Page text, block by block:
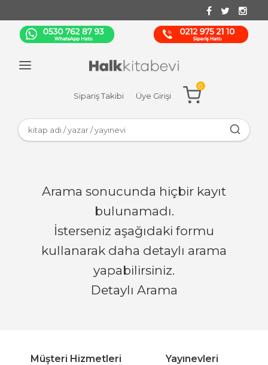
Sipariş Takibi Üye Girişi
0
Arama sonucunda hiçbir kayıt
bulunamadı.
İsterseniz aşağıdaki formu
kullanarak daha detaylı arama
yapabilirsiniz.
Detaylı Arama
Müşteri Hizmetleri Yayınevleri